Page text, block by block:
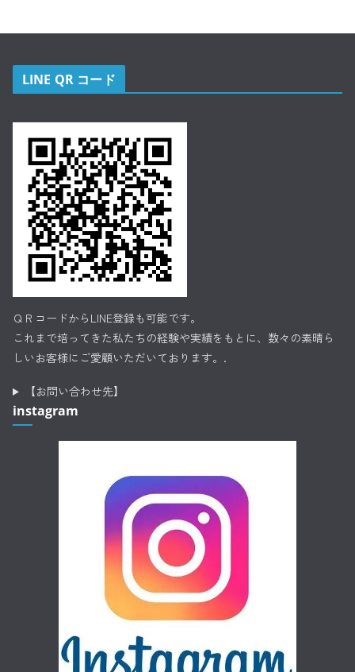
LINE QR コード
ＱＲコードからLINE登録も可能です。
これまで培ってきた私たちの経験や実績をもとに、数々の素晴ら
しいお客様にご愛顧いただいております。.
【お問い合わせ先】
instagram